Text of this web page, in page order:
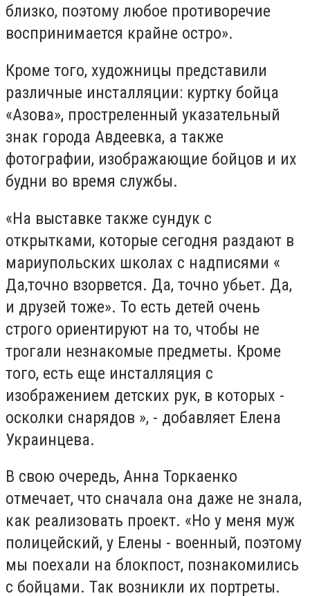
близко, поэтому любое противоречие
воспринимается крайне остро».
Кроме того, художницы представили
различные инсталляции: куртку бойца
«Азова», простреленный указательный
знак города Авдеевка, а также
фотографии, изображающие бойцов и их
будни во время службы.
«На выставке также сундук с
открытками, которые сегодня раздают в
мариупольских школах с надписями «
Да,точно взорвется. Да, точно убьет. Да,
и друзей тоже». То есть детей очень
строго ориентируют на то, чтобы не
трогали незнакомые предметы. Кроме
того, есть еще инсталляция с
изображением детских рук, в которых -
осколки снарядов », - добавляет Елена
Украинцева.
В свою очередь, Анна Торкаенко
отмечает, что сначала она даже не знала,
как реализовать проект. «Но у меня муж
полицейский, у Елены - военный, поэтому
мы поехали на блокпост, познакомились
с бойцами. Так возникли их портреты.